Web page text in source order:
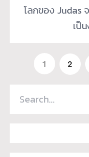
โลกของ Judas
เป็
1 2